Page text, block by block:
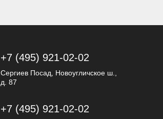
+7 (495) 921-02-02
Сергиев Посад, Новоугличское ш.,
д. 87
+7 (495) 921-02-02